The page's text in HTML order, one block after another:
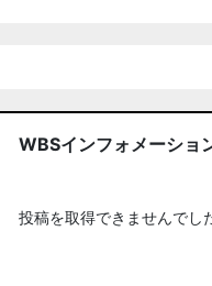
WBSインフォメーショ
投稿を取得できませんでし